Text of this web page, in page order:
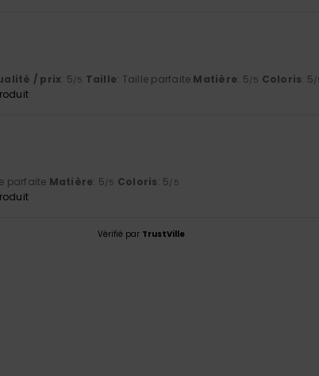
/ prix: 5/5 Taille: Taille parfaite Matière: 5/5 Coloris: 5/
parfaite Matière: 5/5 Coloris: 5/5
Vérifié par TrustVille